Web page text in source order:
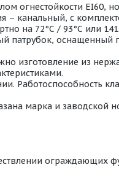
огнестойкости EI60,
– канальный, с
на 72°С / 93°С или
патрубок, оснащенный
изготовление из
Работоспособность
марка и заводской
ограждающих